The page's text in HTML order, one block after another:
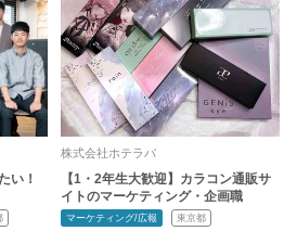
い！
株式会社ホテラバ
【1・2年生大歓迎】カラコン通販サ
イトのマーケティング・企画職
マーケティング/広報 東京都